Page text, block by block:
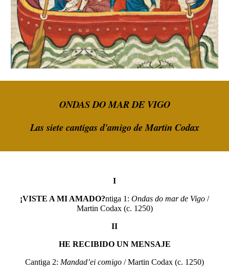
ONDAS DO MAR DE VIGO
Las siete cantigas d'amigo de Martin Codax
I
¡VISTE A MI AMADO?ntiga 1: Ondas do mar de Vigo /
Martin Codax (c. 1250)
II
HE RECIBIDO UN MENSAJE
Cantiga 2: Mandad’ei comigo / Martin Codax (c. 1250)